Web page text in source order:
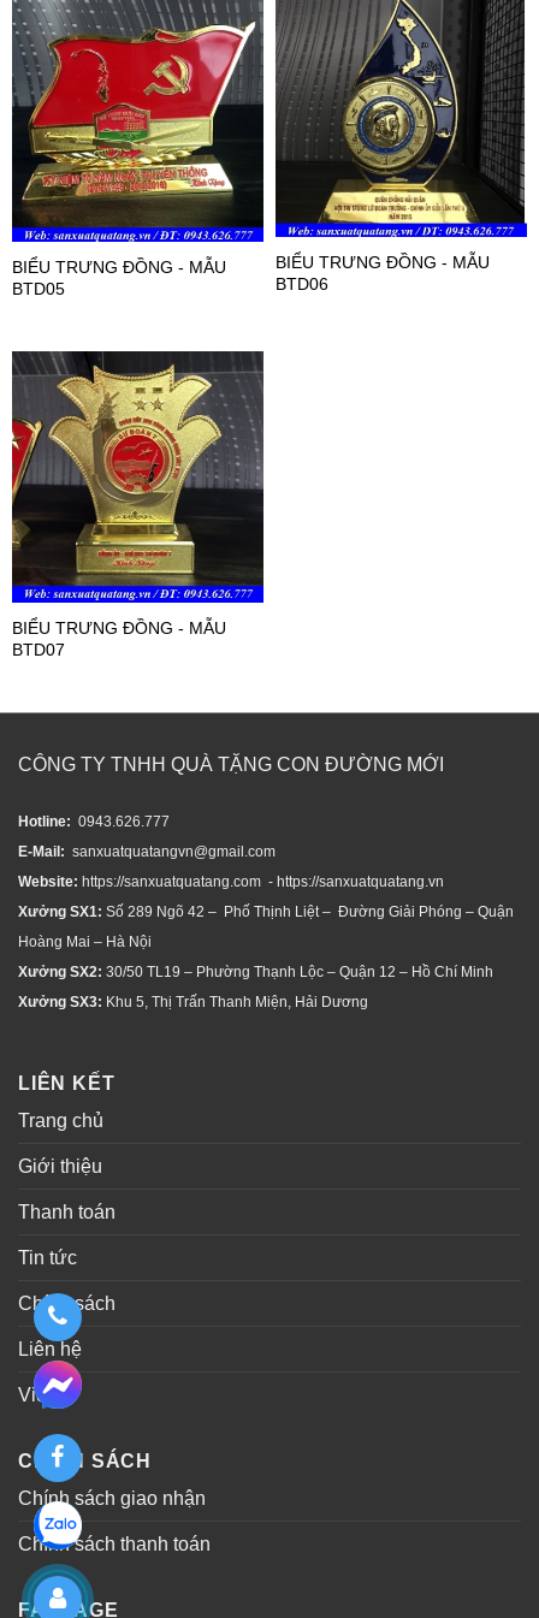
BIỂU TRƯNG ĐỒNG - MẪU
BTD05
BIỂU TRƯNG ĐỒNG - MẪU
BTD06
BIỂU TRƯNG ĐỒNG - MẪU
BTD07
CÔNG TY TNHH QUÀ TẶNG CON ĐƯỜNG MỚI
Hotline: 0943.626.777
E-Mail: sanxuatquatangvn@gmail.com
Website: https://sanxuatquatang.com - https://sanxuatquatang.vn
Xưởng SX1: Số 289 Ngõ 42 – Phố Thịnh Liệt – Đường Giải Phóng – Quận
Hoàng Mai – Hà Nội
Xưởng SX2: 30/50 TL19 – Phường Thạnh Lộc – Quận 12 – Hồ Chí Minh
Xưởng SX3: Khu 5, Thị Trấn Thanh Miện, Hải Dương
LIÊN KẾT
Trang chủ
Giới thiệu
Thanh toán
Tin tức
Chính sách
Liên hệ
Video
CHÍNH SÁCH
Chính sách giao nhận
Chính sách thanh toán
FANPAGE